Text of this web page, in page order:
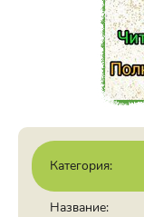
Категория:
Название: